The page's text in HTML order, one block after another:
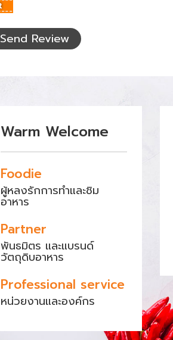
Send Review
Warm Welcome
Foodie
ผู้หลงรักการทำและชิม
อาหาร
Partner
พันธมิตร และแบรนด์
วัตถุดิบอาหาร
Professional service
หน่วยงานและองค์กร